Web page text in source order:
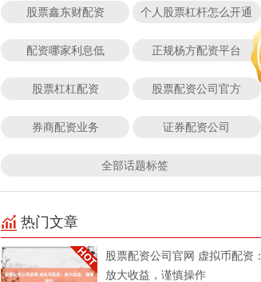
股票鑫东财配资 个人股票杠杆怎么开通
配资哪家利息低 正规杨方配资平台
股票杠杠配资 股票配资公司官方
券商配资业务 证券配资公司
全部话题标签
热门文章
股票配资公司官网 虚拟币配资：
放大收益，谨慎操作